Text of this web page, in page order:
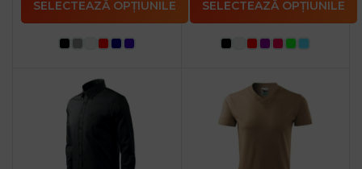
SELECTEAZĂ OPȚIUNILE SELECTEAZĂ OPȚIUNILE